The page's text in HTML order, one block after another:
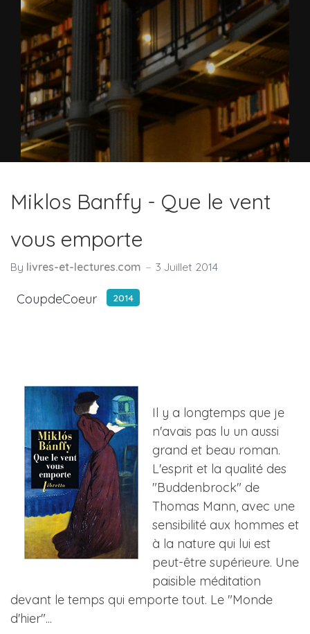
Miklos Banffy - Que le vent
vous emporte
By livres-et-lectures.com 3 Juillet 2014
CoupdeCoeur 2014
Il y a longtemps que je
n'avais pas lu un aussi
grand et beau roman.
L'esprit et la qualité des
"Buddenbrock" de
Thomas Mann, avec une
sensibilité aux hommes et
à la nature qui lui est
peut-être supérieure. Une
paisible méditation
devant le temps qui emporte tout. Le "Monde
d'hier"...